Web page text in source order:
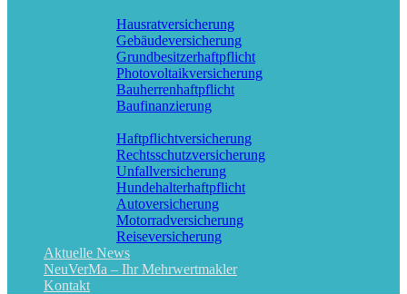
Hausratversicherung
Gebäudeversicherung
Grundbesitzerhaftpflicht
Photovoltaikversicherung
Bauherrenhaftpflicht
Baufinanzierung
Haftpflichtversicherung
Rechtsschutzversicherung
Unfallversicherung
Hundehalterhaftpflicht
Autoversicherung
Motorradversicherung
Reiseversicherung
Aktuelle News
NeuVerMa – Ihr Mehrwertmakler
Kontakt